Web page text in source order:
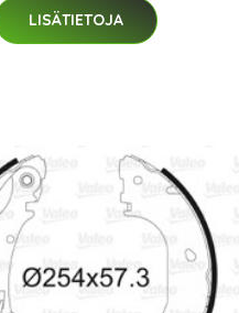
LISÄTIETOJA